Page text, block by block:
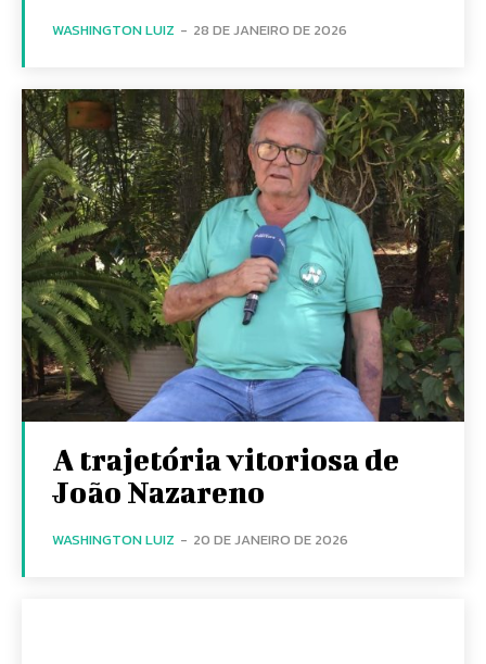
WASHINGTON LUIZ - 28 DE JANEIRO DE 2026
A trajetória vitoriosa de
João Nazareno
WASHINGTON LUIZ - 20 DE JANEIRO DE 2026